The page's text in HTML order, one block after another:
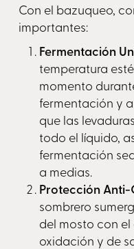
Con el bazuqueo,
importantes:
Fermentación
temperatura
momento
fermentación y
que las
todo el líquido,
fermentación
a medias.
Protección
sombrero
del mosto con
oxidación y de